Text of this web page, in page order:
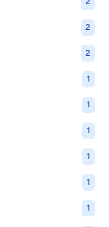
2
2
1
1
1
1
1
1